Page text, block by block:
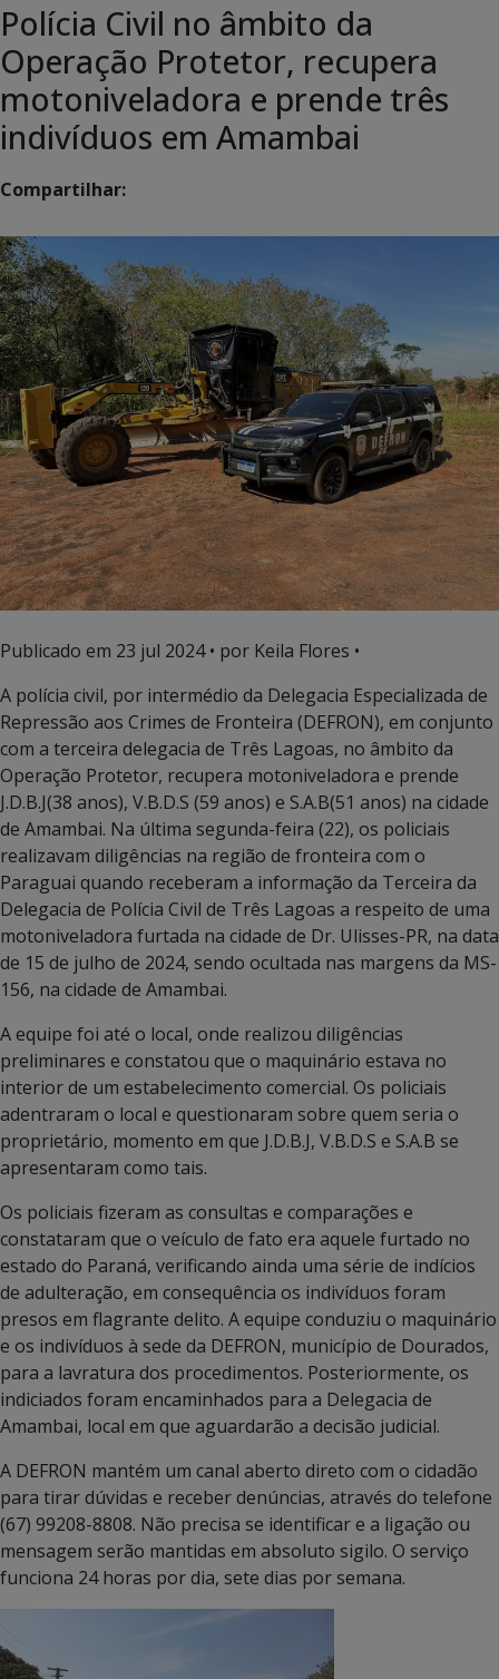
Polícia Civil no âmbito da
Operação Protetor, recupera
motoniveladora e prende três
indivíduos em Amambai
Compartilhar:
Publicado em 23 jul 2024• por Keila Flores •
A polícia civil, por intermédio da Delegacia Especializada de
Repressão aos Crimes de Fronteira (DEFRON), em conjunto
com a terceira delegacia de Três Lagoas, no âmbito da
Operação Protetor, recupera motoniveladora e prende
J.D.B.J(38 anos), V.B.D.S (59 anos) e S.A.B(51 anos) na cidade
de Amambai. Na última segunda-feira (22), os policiais
realizavam diligências na região de fronteira com o
Paraguai quando receberam a informação da Terceira da
Delegacia de Polícia Civil de Três Lagoas a respeito de uma
motoniveladora furtada na cidade de Dr. Ulisses-PR, na data
de 15 de julho de 2024, sendo ocultada nas margens da MS-
156, na cidade de Amambai.
A equipe foi até o local, onde realizou diligências
preliminares e constatou que o maquinário estava no
interior de um estabelecimento comercial. Os policiais
adentraram o local e questionaram sobre quem seria o
proprietário, momento em que J.D.B.J, V.B.D.S e S.A.B se
apresentaram como tais.
Os policiais fizeram as consultas e comparações e
constataram que o veículo de fato era aquele furtado no
estado do Paraná, verificando ainda uma série de indícios
de adulteração, em consequência os indivíduos foram
presos em flagrante delito. A equipe conduziu o maquinário
e os indivíduos à sede da DEFRON, município de Dourados,
para a lavratura dos procedimentos. Posteriormente, os
indiciados foram encaminhados para a Delegacia de
Amambai, local em que aguardarão a decisão judicial.
A DEFRON mantém um canal aberto direto com o cidadão
para tirar dúvidas e receber denúncias, através do telefone
(67) 99208-8808. Não precisa se identificar e a ligação ou
mensagem serão mantidas em absoluto sigilo. O serviço
funciona 24 horas por dia, sete dias por semana.